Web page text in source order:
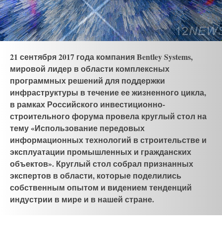
21 сентября 2017 года компания Bentley Systems,
мировой лидер в области комплексных
программных решений для поддержки
инфраструктуры в течение ее жизненного цикла,
в рамках Российского инвестиционно-
строительного форума провела круглый стол на
тему «Использование передовых
информационных технологий в строительстве и
эксплуатации промышленных и гражданских
объектов». Круглый стол собрал признанных
экспертов в области, которые поделились
собственным опытом и видением тенденций
индустрии в мире и в нашей стране.